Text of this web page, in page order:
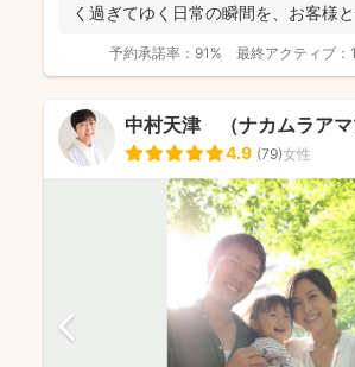
く過ぎてゆく日常の瞬間を、お客様
予約承諾率： 91% 最終アクティブ：
中村天津 （ナカムラアマ
4.9 (79)女性